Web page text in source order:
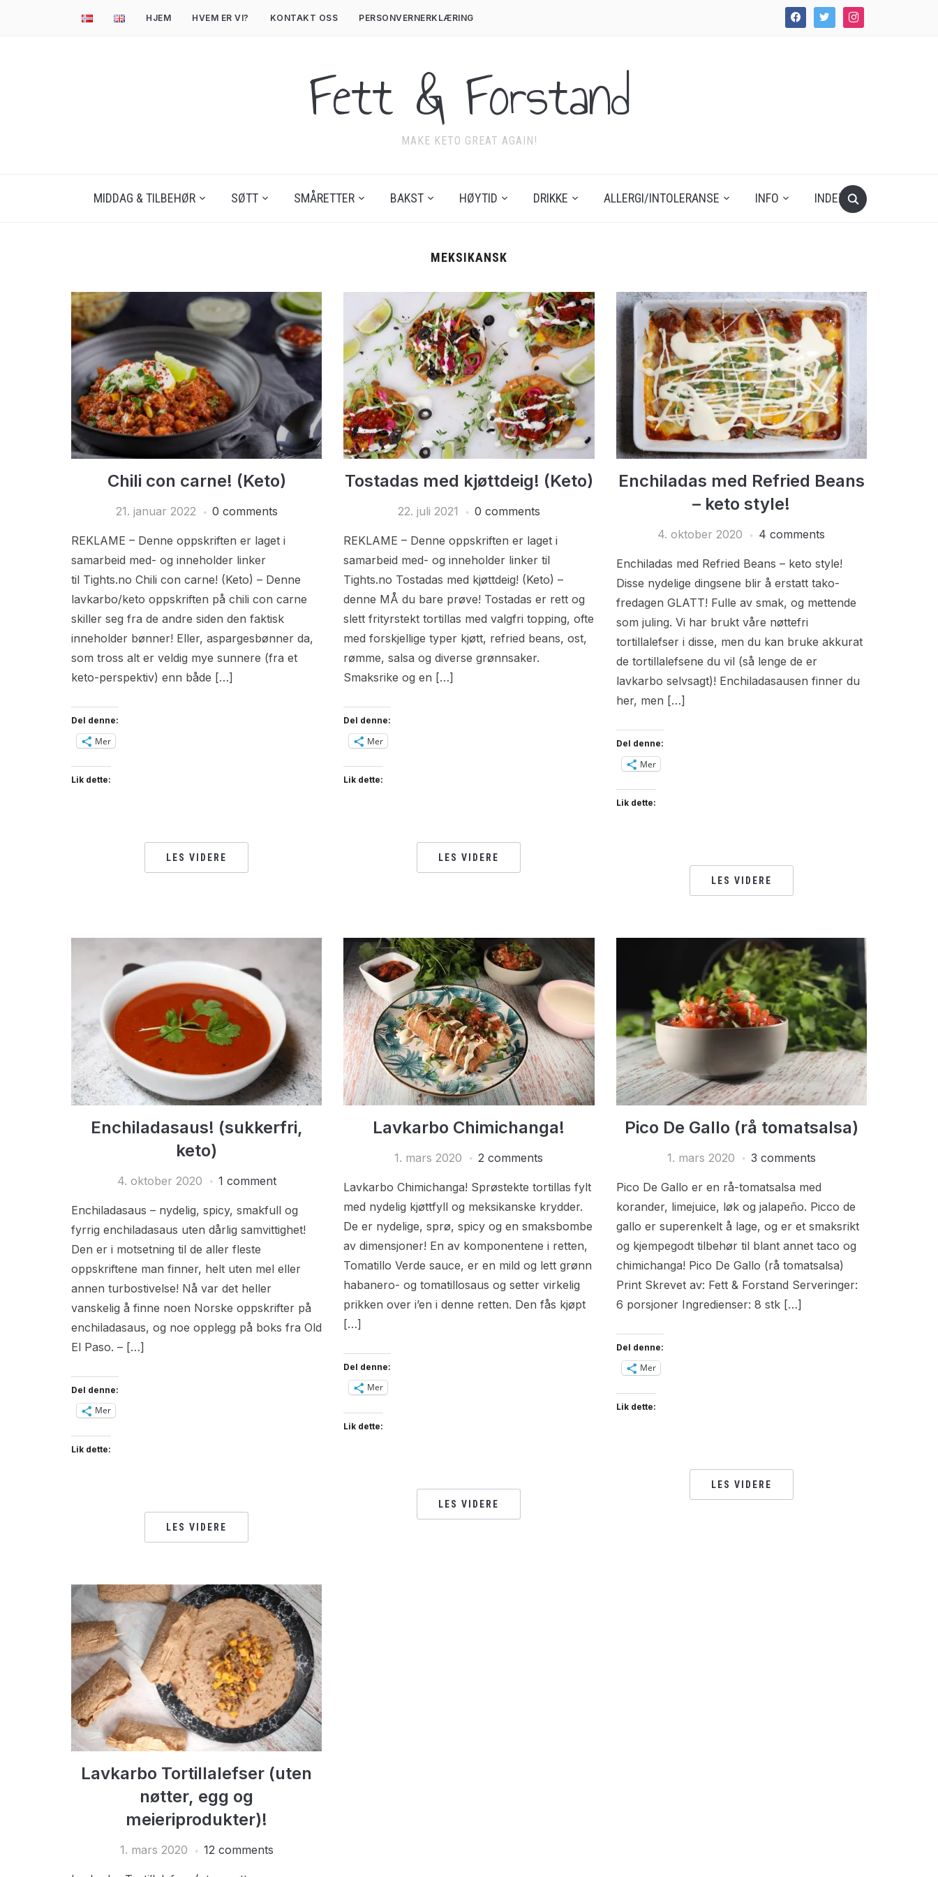
facebooktwitter instagram
HJEM HVEM ER VI? KONTAKT OSS PERSONVERNERKLÆRING
Fett & Forstand
MAKE KETO GREAT AGAIN!
MIDDAG & TILBEHØR SØTT SMÅRETTER BAKST HØYTID DRIKKE ALLERGI/INTOLERANSE INFO INDEX
MEKSIKANSK
Chili con carne! (Keto)
21. januar 2022 0 comments
REKLAME – Denne oppskriften er laget i
samarbeid med- og inneholder linker
til Tights.no Chili con carne! (Keto) – Denne
lavkarbo/keto oppskriften på chili con carne
skiller seg fra de andre siden den faktisk
inneholder bønner! Eller, aspargesbønner da,
som tross alt er veldig mye sunnere (fra et
keto-perspektiv) enn både […]
Del denne:
Mer
Lik dette:
LES VIDERE
Tostadas med kjøttdeig! (Keto)
22. juli 2021 0 comments
REKLAME – Denne oppskriften er laget i
samarbeid med- og inneholder linker til
Tights.no Tostadas med kjøttdeig! (Keto) –
denne MÅ du bare prøve! Tostadas er rett og
slett frityrstekt tortillas med valgfri topping, ofte
med forskjellige typer kjøtt, refried beans, ost,
rømme, salsa og diverse grønnsaker.
Smaksrike og en […]
Del denne:
Mer
Lik dette:
LES VIDERE
Enchiladas med Refried Beans
– keto style!
4. oktober 2020 4 comments
Enchiladas med Refried Beans – keto style!
Disse nydelige dingsene blir å erstatt tako-
fredagen GLATT! Fulle av smak, og mettende
som juling. Vi har brukt våre nøttefri
tortillalefser i disse, men du kan bruke akkurat
de tortillalefsene du vil (så lenge de er
lavkarbo selvsagt)! Enchiladasausen finner du
her, men […]
Del denne:
Mer
Lik dette:
LES VIDERE
Enchiladasaus! (sukkerfri,
keto)
4. oktober 2020 1 comment
Enchiladasaus – nydelig, spicy, smakfull og
fyrrig enchiladasaus uten dårlig samvittighet!
Den er i motsetning til de aller fleste
oppskriftene man finner, helt uten mel eller
annen turbostivelse! Nå var det heller
vanskelig å finne noen Norske oppskrifter på
enchiladasaus, og noe opplegg på boks fra Old
El Paso. – […]
Del denne:
Mer
Lik dette:
LES VIDERE
Lavkarbo Chimichanga!
1. mars 2020 2 comments
Lavkarbo Chimichanga! Sprøstekte tortillas fylt
med nydelig kjøttfyll og meksikanske krydder.
De er nydelige, sprø, spicy og en smaksbombe
av dimensjoner! En av komponentene i retten,
Tomatillo Verde sauce, er en mild og lett grønn
habanero- og tomatillosaus og setter virkelig
prikken over i’en i denne retten. Den fås kjøpt
[…]
Del denne:
Mer
Lik dette:
LES VIDERE
Pico De Gallo (rå tomatsalsa)
1. mars 2020 3 comments
Pico De Gallo er en rå-tomatsalsa med
korander, limejuice, løk og jalapeño. Picco de
gallo er superenkelt å lage, og er et smaksrikt
og kjempegodt tilbehør til blant annet taco og
chimichanga! Pico De Gallo (rå tomatsalsa)
Print Skrevet av: Fett & Forstand Serveringer:
6 porsjoner Ingredienser: 8 stk […]
Del denne:
Mer
Lik dette:
LES VIDERE
Lavkarbo Tortillalefser (uten
nøtter, egg og
meieriprodukter)!
1. mars 2020 12 comments